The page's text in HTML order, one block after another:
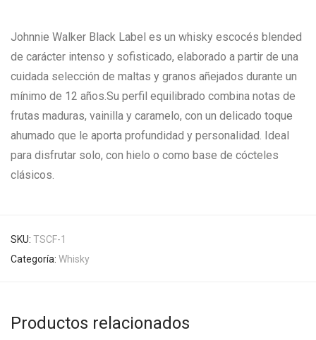
Johnnie Walker Black Label es un whisky escocés blended
de carácter intenso y sofisticado, elaborado a partir de una
cuidada selección de maltas y granos añejados durante un
mínimo de 12 años.Su perfil equilibrado combina notas de
frutas maduras, vainilla y caramelo, con un delicado toque
ahumado que le aporta profundidad y personalidad. Ideal
para disfrutar solo, con hielo o como base de cócteles
clásicos.
SKU: TSCF-1
Categoría: Whisky
Productos relacionados